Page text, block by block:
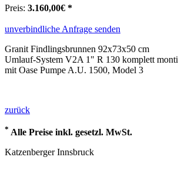
Preis: 3.160,00€ *
unverbindliche Anfrage senden
Granit Findlingsbrunnen 92x73x50 cm
Umlauf-System V2A 1" R 130 komplett
mit Oase Pumpe A.U. 1500, Model 3
zurück
* Alle Preise inkl. gesetzl. MwSt.
Katzenberger Innsbruck